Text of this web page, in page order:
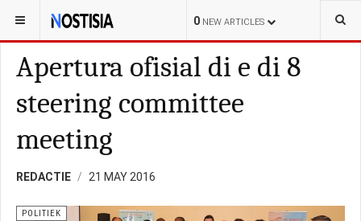
0 NEW ARTICLES
YOU ARE HERE: CURAÇAO POLITIEK
Apertura ofisial di e di 8
steering committee
meeting
REDACTIE 21 MAY 2016
POLITIEK